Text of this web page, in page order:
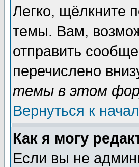
Легко, щёлкните
темы. Вам,
отправить
перечислено
темы в этом
Вернуться к
Как я могу
Если вы не